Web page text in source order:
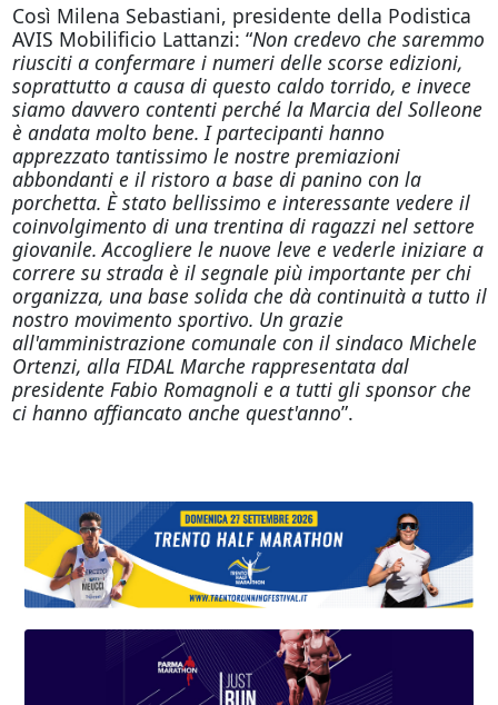
Così Milena Sebastiani, presidente della Podistica
AVIS Mobilificio Lattanzi: “Non credevo che saremmo
riusciti a confermare i numeri delle scorse edizioni,
soprattutto a causa di questo caldo torrido, e invece
siamo davvero contenti perché la Marcia del Solleone
è andata molto bene. I partecipanti hanno
apprezzato tantissimo le nostre premiazioni
abbondanti e il ristoro a base di panino con la
porchetta. È stato bellissimo e interessante vedere il
coinvolgimento di una trentina di ragazzi nel settore
giovanile. Accogliere le nuove leve e vederle iniziare a
correre su strada è il segnale più importante per chi
organizza, una base solida che dà continuità a tutto il
nostro movimento sportivo. Un grazie
all'amministrazione comunale con il sindaco Michele
Ortenzi, alla FIDAL Marche rappresentata dal
presidente Fabio Romagnoli e a tutti gli sponsor che
ci hanno affiancato anche quest'anno”.